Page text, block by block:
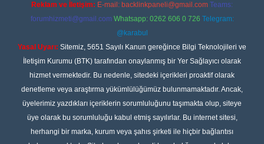
Reklam ve İletişim: E-mail: backlinkpaneli@gmail.com Teams:
forumhizmeti@gmail.com Whatsapp: 0262 606 0 726 Telegram:
@karabul
Yasal Uyarı: Sitemiz, 5651 Sayılı Kanun gereğince Bilgi Teknolojileri ve
İletişim Kurumu (BTK) tarafından onaylanmış bir Yer Sağlayıcı olarak
hizmet vermektedir. Bu nedenle, sitedeki içerikleri proaktif olarak
denetleme veya araştırma yükümlülüğümüz bulunmamaktadır. Ancak,
üyelerimiz yazdıkları içeriklerin sorumluluğunu taşımakta olup, siteye
üye olarak bu sorumluluğu kabul etmiş sayılırlar. Bu internet sitesi,
herhangi bir marka, kurum veya şahıs şirketi ile hiçbir bağlantısı